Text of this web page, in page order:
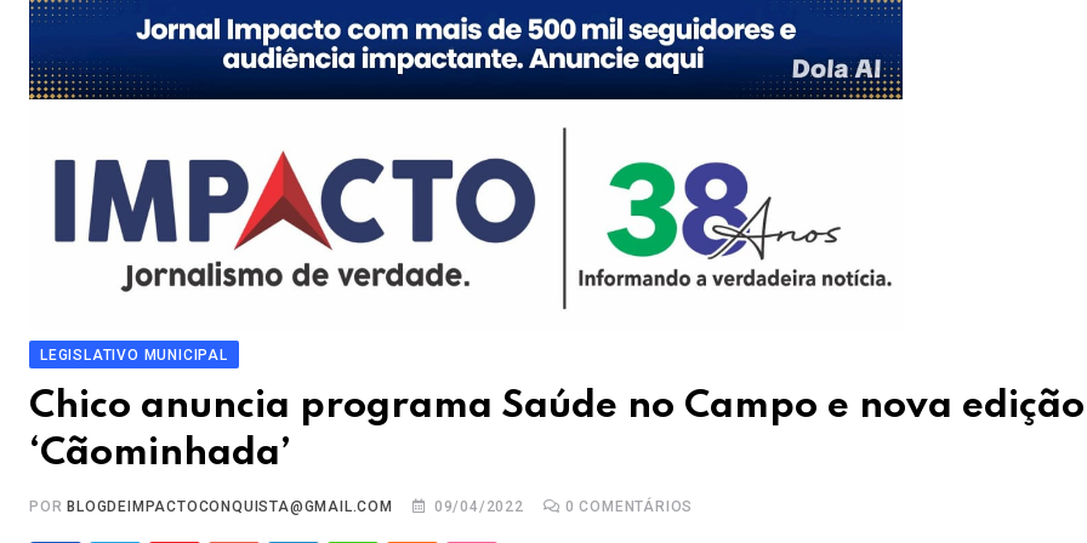
LEGISLATIVO MUNICIPAL
Chico anuncia programa Saúde no Campo e nova
‘Cãominhada’
POR BLOGDEIMPACTOCONQUISTA@GMAIL.COM 09/04/2022 0 COMENTÁRIOS